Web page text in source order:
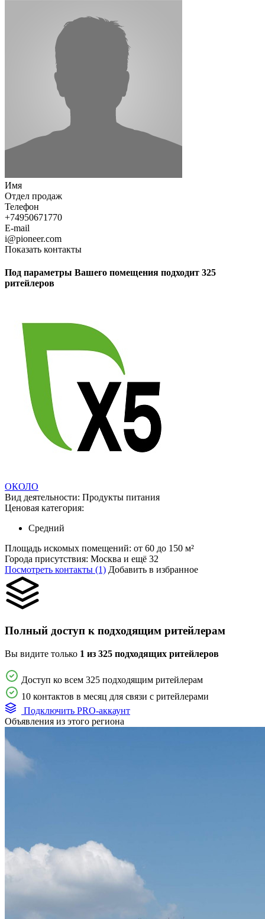
Имя
Отдел продаж
Телефон
+74950671770
E-mail
i@pioneer.com
Показать контакты
Под параметры Вашего помещения подходит 325
ритейлеров
ОКОЛО
Вид деятельности: Продукты питания
Ценовая категория:
Средний
Площадь искомых помещений: от 60 до 150 м²
Города присутствия: Москва и ещё 32
Посмотреть контакты (1) Добавить в избранное
Полный доступ к подходящим ритейлерам
Вы видите только 1 из 325 подходящих ритейлеров
Доступ ко всем 325 подходящим ритейлерам
10 контактов в месяц для связи с ритейлерами
Подключить PRO-аккаунт
Объявления из этого региона